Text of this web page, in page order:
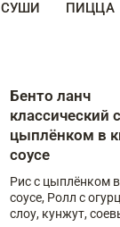
СУШИ ПИЦЦА
Бенто ланч
классический с
цыплёнком в
соусе
Рис с цыплёнком
соусе, Ролл с
слоу, кунжут,